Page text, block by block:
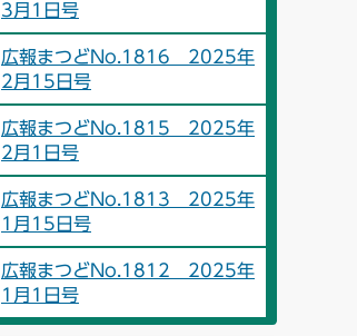
3月1日号
広報まつどNo.1816 2025年
2月15日号
広報まつどNo.1815 2025年
2月1日号
広報まつどNo.1813 2025年
1月15日号
広報まつどNo.1812 2025年
1月1日号